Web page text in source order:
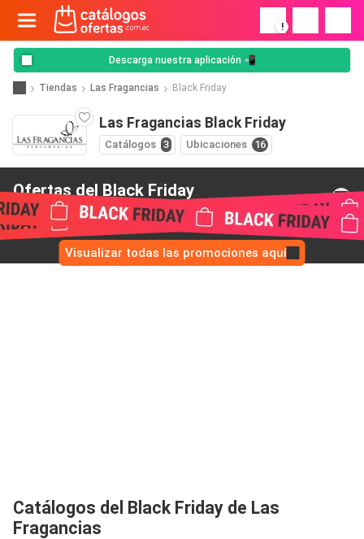
!
Descarga nuestra aplicación 📲
Tiendas Las Fragancias Black Friday
Las Fragancias Black Friday
Catálogos 3 Ubicaciones 16
Ofertas del Black Friday
de Las Fragancias
Visualizar todas las promociones aquí
Catálogos del Black Friday de Las
Fragancias